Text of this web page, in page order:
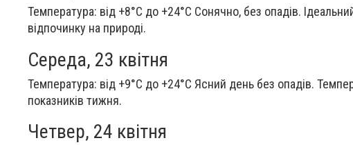
Температура: від +8°C до +24°C Сонячно, без опадів.
відпочинку на природі.
Середа, 23 квітня
Температура: від +9°C до +24°C Ясний день без опадів.
показників тижня.
Четвер, 24 квітня